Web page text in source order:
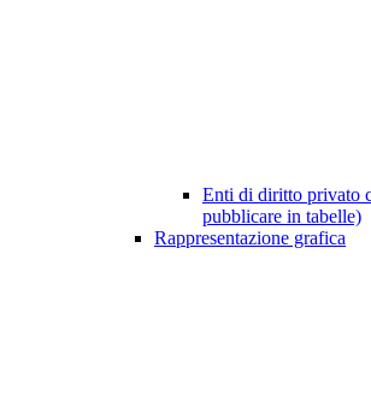
Enti di diritto privato
pubblicare in tabelle)
Rappresentazione grafica